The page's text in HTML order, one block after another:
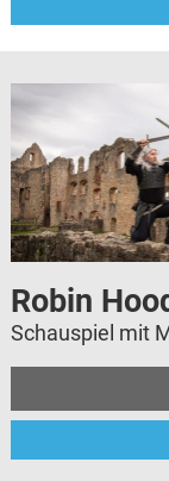
Robin
Schauspiel mit